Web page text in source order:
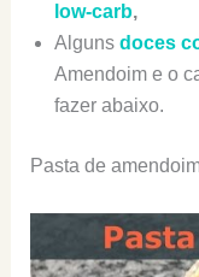
low-carb,
Alguns doces
Amendoim e o
fazer abaixo.
Pasta de